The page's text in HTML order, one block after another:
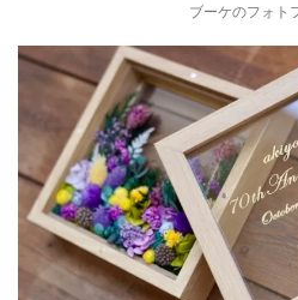
ブーケのフォト